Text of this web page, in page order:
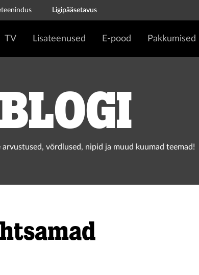
Ligipääsetavus
TV Lisateenused E-pood Pakkumised
võrdlused, nipid ja muud kuumad teemad!